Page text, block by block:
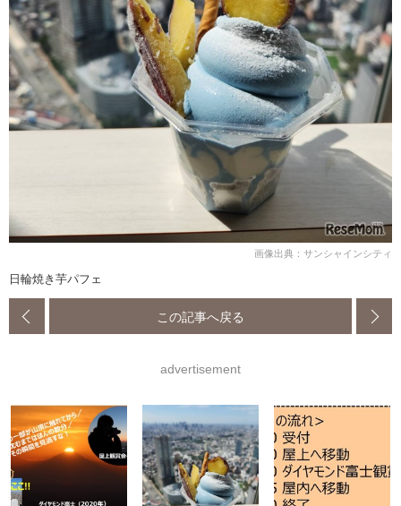
画像出典：サンシャインシティ
日輪焼き芋パフェ
この記事へ戻る
advertisement